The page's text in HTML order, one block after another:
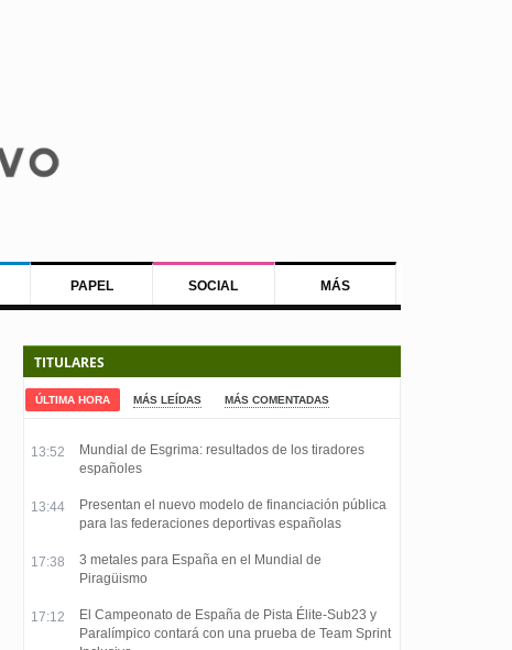
PAPEL SOCIAL MÁS
TITULARES
ÚLTIMA HORA MÁS LEÍDAS MÁS COMENTADAS
13:52
Mundial de Esgrima: resultados de los tiradores
españoles
13:44
Presentan el nuevo modelo de financiación pública
para las federaciones deportivas españolas
17:38
3 metales para España en el Mundial de
Piragüismo
17:12
El Campeonato de España de Pista Élite-Sub23 y
Paralímpico contará con una prueba de Team Sprint